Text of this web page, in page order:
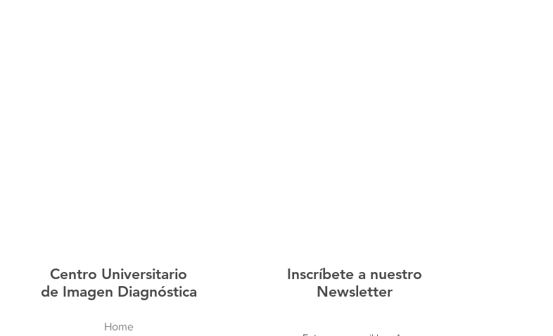
Centro Universitario
de Imagen Diagnóstica
Home
Inscríbete a nuestro
Newsletter